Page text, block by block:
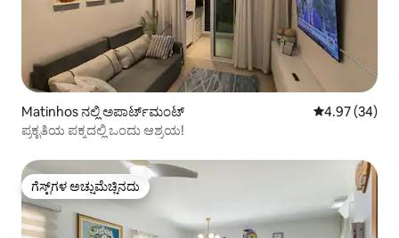
Matinhos ನಲ್ಲಿ ಅಪಾರ್ಟ್‌ಮಂಟ್ 5 ರಲ್ಲಿ 4.97
4.97 (34)
ಪ್ರಕೃತಿಯ ಪಕ್ಕದಲ್ಲಿ ಒಂದು ಆಶ್ರಯ!
ಗೆಸ್ಟ್‌ಗಳ ಅಚ್ಚುಮೆಚ್ಚಿನದು
ಗೆಸ್ಟ್‌ಗಳ ಅಚ್ಚುಮೆಚ್ಚಿನದು